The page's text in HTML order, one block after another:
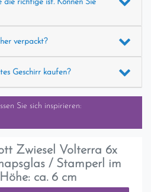
die richtige ist. Können Sie
verpackt?
Geschirr kaufen?
Sie sich inspirieren:
Zwiesel Volterra 6x
/ Stamperl im
ca. 6 cm